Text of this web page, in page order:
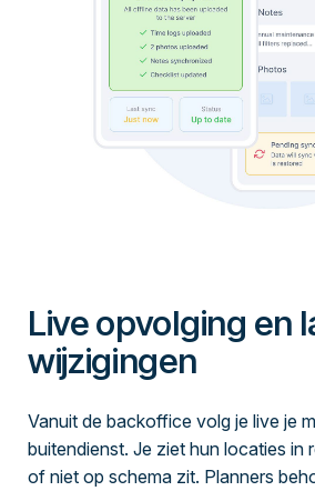
Live opvolging en
wijzigingen
Vanuit de backoffice volg je live je
buitendienst. Je ziet hun locaties in
of niet op schema zit. Planners